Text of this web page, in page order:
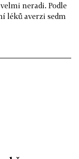
neradi. Podle
léků averzi sedm